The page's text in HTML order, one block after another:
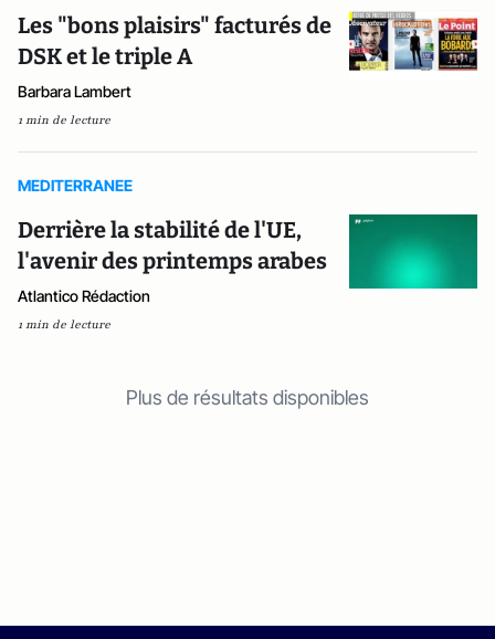
Les "bons plaisirs" facturés de
DSK et le triple A
Barbara Lambert
1 min de lecture
MEDITERRANEE
Derrière la stabilité de l'UE,
l'avenir des printemps arabes
Atlantico Rédaction
1 min de lecture
Plus de résultats disponibles